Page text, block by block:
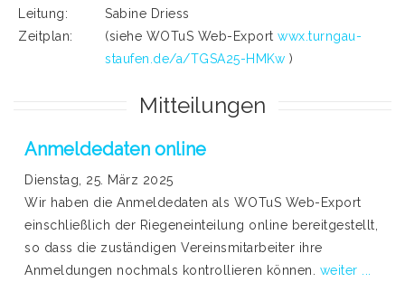
Leitung:
Sabine Driess
Zeitplan:
(siehe WOTuS Web-Export wwx.turngau-
staufen.de/a/TGSA25-HMKw )
Mitteilungen
Anmeldedaten online
Dienstag, 25. März 2025
Wir haben die Anmeldedaten als WOTuS Web-Export
einschließlich der Riegeneinteilung online bereitgestellt,
so dass die zuständigen Vereinsmitarbeiter ihre
Anmeldungen nochmals kontrollieren können. weiter ...